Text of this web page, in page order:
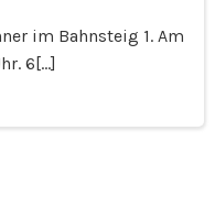
im Bahnsteig 1. Am
6[…]